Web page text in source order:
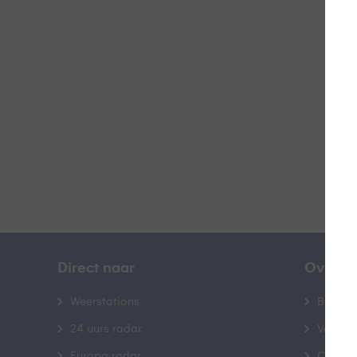
Direct naar
Weerstations
24 uurs radar
Over